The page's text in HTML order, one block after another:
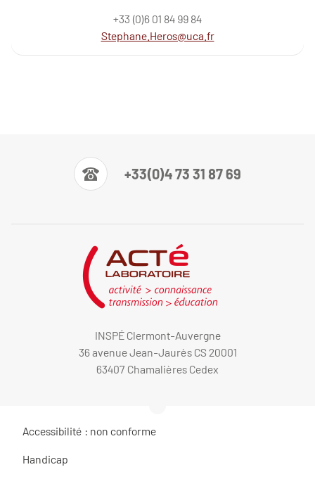
+33 (0)6 01 84 99 84
Stephane.Heros@uca.fr
+33(0)4 73 31 87 69
INSPÉ Clermont-Auvergne
36 avenue Jean-Jaurès CS 20001
63407 Chamalières Cedex
Accessibilité : non conforme
Handicap